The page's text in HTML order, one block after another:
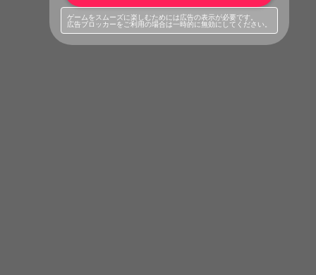
ゲームをスムーズに楽しむためには広告の表示が必要です。
広告ブロッカーをご利用の場合は一時的に無効にしてください。